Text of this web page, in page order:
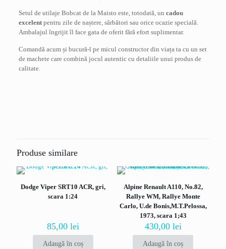
Setul de utilaje Bobcat de la Maisto este, totodată, un cadou
excelentpentru zile de naștere, sărbători sau orice ocazie specială.
Ambalajul îngrijit îl face gata de oferit fără efort suplimentar.
Comandă acum și bucură-l pe micul constructor din viața ta cu un set
de machete care combină jocul autentic cu detaliile unui produs de
calitate.
Adresa ta de email nu va fi publicată. Câmpurile obligatorii sunt
Evaluarea ta
Produse similare
Dodge Viper SRT10 ACR, gri,
scara 1:24
85,00 lei
Adaugă în coș
Alpine Renault A110, No.82,
Rallye WM, Rallye Monte
Carlo, U.de Bonis,M.T.Pelossa,
1973, scara 1;43
430,00 lei
Adaugă în coș